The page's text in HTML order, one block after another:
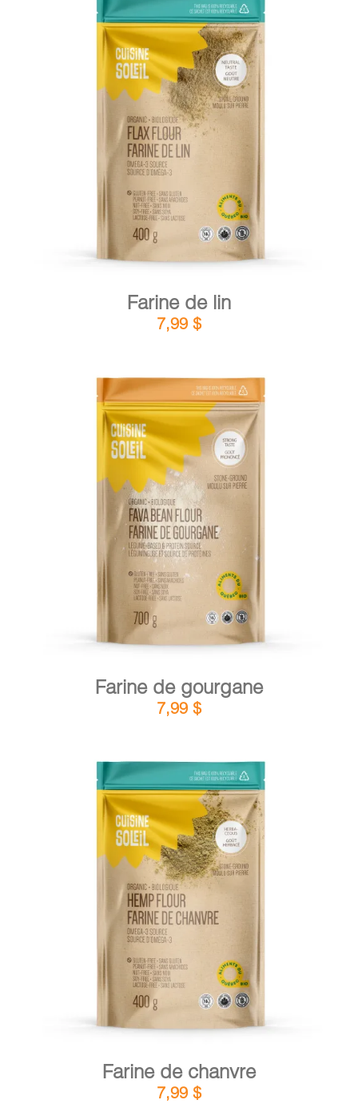
AJOUTER AU PANIER /
Farine de lin
7,99 $
AJOUTER AU PANIER /
Farine de gourgane
7,99 $
AJOUTER AU PANIER
Farine de chanvre
7,99 $